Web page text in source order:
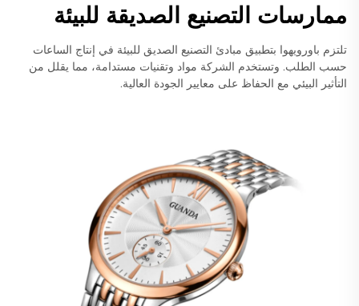
ممارسات التصنيع الصديقة للبيئة
تلتزم باورويهوا بتطبيق مبادئ التصنيع الصديق للبيئة في إنتاج الساعات
حسب الطلب. وتستخدم الشركة مواد وتقنيات مستدامة، مما يقلل من
التأثير البيئي مع الحفاظ على معايير الجودة العالية.